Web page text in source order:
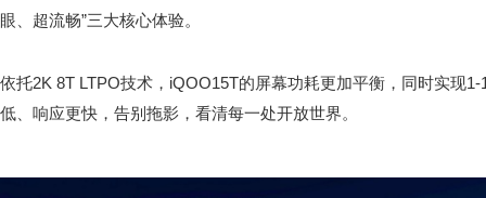
眼、超流畅”三大核心体验。
依托2K 8T LTPO技术，iQOO15T的屏幕功耗更加平衡，同时实现
低、响应更快，告别拖影，看清每一处开放世界。